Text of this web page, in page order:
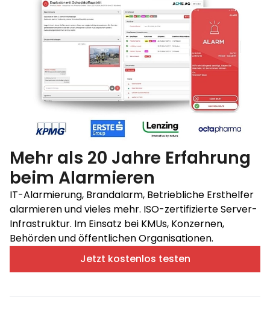
Mehr als 20 Jahre Erfahrung
beim Alarmieren
IT-Alarmierung, Brandalarm, Betriebliche Ersthelfer
alarmieren und vieles mehr. ISO-zertifizierte Server-
Infrastruktur. Im Einsatz bei KMUs, Konzernen,
Behörden und öffentlichen Organisationen.
Jetzt kostenlos testen